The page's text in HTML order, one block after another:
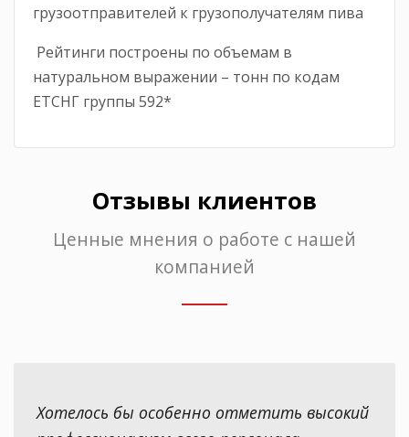
грузоотправителей к грузополучателям пива
Рейтинги построены по объемам в
натуральном выражении – тонн по кодам
ЕТСНГ группы 592*
Отзывы клиентов
Ценные мнения о работе с нашей
компанией
Хотелось бы особенно отметить высокий